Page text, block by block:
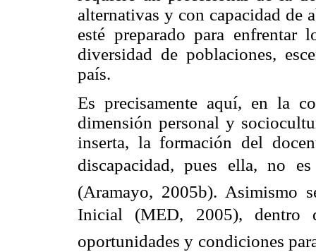
alternativas y con capacidad de
esté preparado para enfrentar
diversidad de poblaciones,
país.
Es precisamente aquí, en la
dimensión personal y
inserta, la formación del
discapacidad, pues ella, no
(Aramayo, 2005b). Asimismo
Inicial (MED, 2005), dentro
oportunidades y condiciones